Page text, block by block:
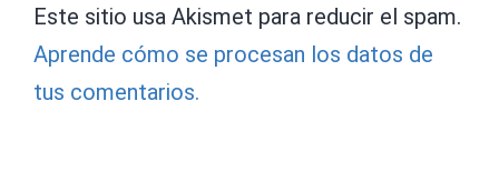
Este sitio usa Akismet para reducir el spam.
Aprende cómo se procesan los datos de
tus comentarios.